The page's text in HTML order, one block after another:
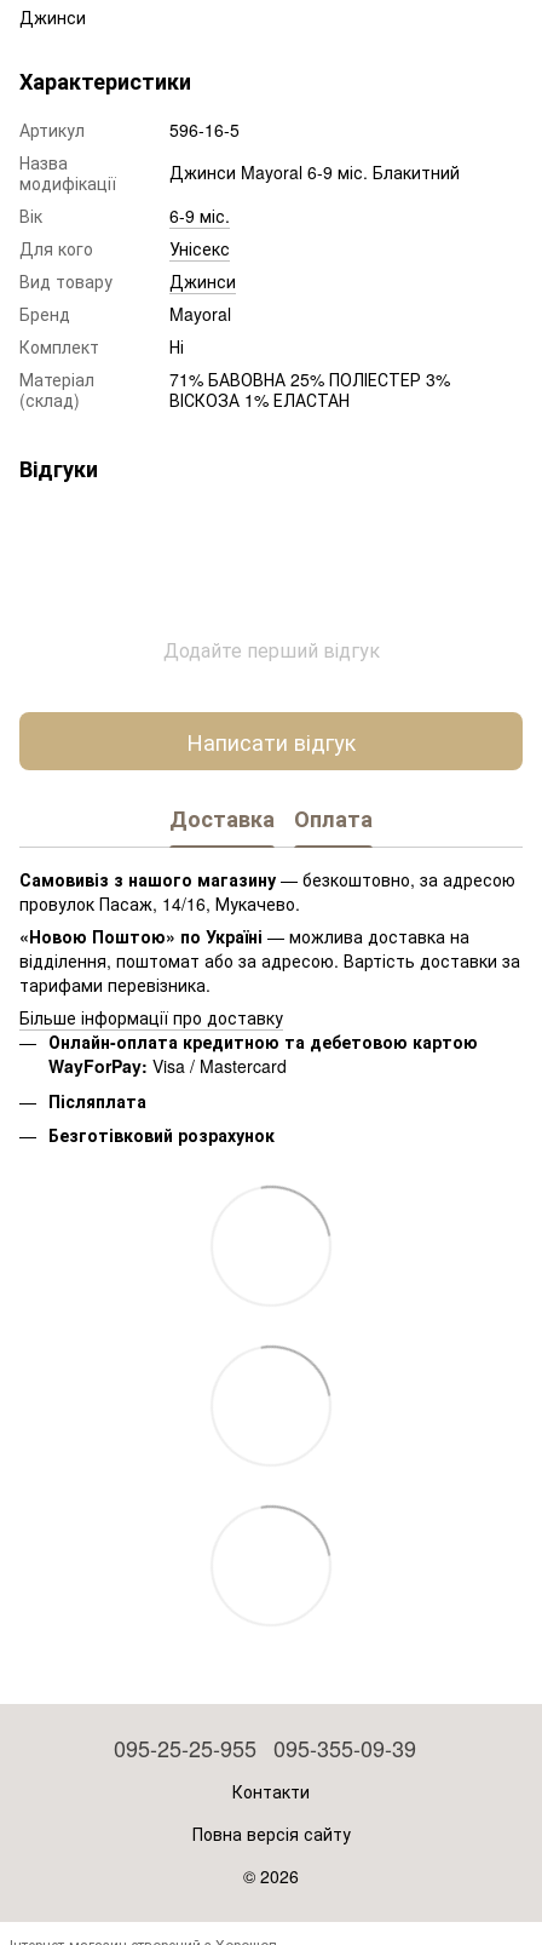
Джинси
Характеристики
Артикул
596-16-5
Назва
модифікації
Джинси Mayoral 6-9 міс. Блакитний
Вік
6-9 міс.
Для кого
Унісекс
Вид товару
Джинси
Бренд
Mayoral
Комплект
Ні
Матеріал
(склад)
71% БАВОВНА 25% ПОЛІЕСТЕР 3%
ВІСКОЗА 1% ЕЛАСТАН
Відгуки
Додайте перший відгук
Написати відгук
Доставка Оплата
Самовивіз з нашого магазину — безкоштовно, за адресою
провулок Пасаж, 14/16, Мукачево.
«Новою Поштою» по Україні — можлива доставка на
відділення, поштомат або за адресою. Вартість доставки за
тарифами перевізника.
Більше інформації про доставку
Онлайн-оплата кредитною та дебетовою картою
WayForPay: Visa / Mastercard
Післяплата
Безготівковий розрахунок
095-25-25-955 095-355-09-39
Контакти
Повна версія сайту
© 2026